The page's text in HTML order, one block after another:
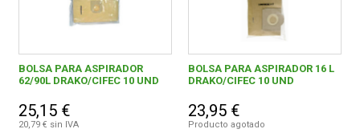
BOLSA PARA ASPIRADOR
62/90L DRAKO/CIFEC 10 UND
25,15 €
20,79 € sin IVA
BOLSA PARA ASPIRADOR 16 L
DRAKO/CIFEC 10 UND
23,95 €
Producto agotado